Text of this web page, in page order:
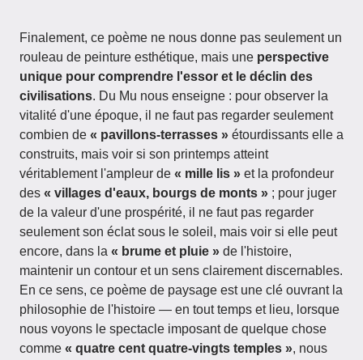
Finalement, ce poème ne nous donne pas seulement un
rouleau de peinture esthétique, mais une perspective
unique pour comprendre l'essor et le déclin des
civilisations. Du Mu nous enseigne : pour observer la
vitalité d'une époque, il ne faut pas regarder seulement
combien de « pavillons-terrasses » étourdissants elle a
construits, mais voir si son printemps atteint
véritablement l'ampleur de « mille lis » et la profondeur
des « villages d'eaux, bourgs de monts » ; pour juger
de la valeur d'une prospérité, il ne faut pas regarder
seulement son éclat sous le soleil, mais voir si elle peut
encore, dans la « brume et pluie » de l'histoire,
maintenir un contour et un sens clairement discernables.
En ce sens, ce poème de paysage est une clé ouvrant la
philosophie de l'histoire — en tout temps et lieu, lorsque
nous voyons le spectacle imposant de quelque chose
comme « quatre cent quatre-vingts temples », nous